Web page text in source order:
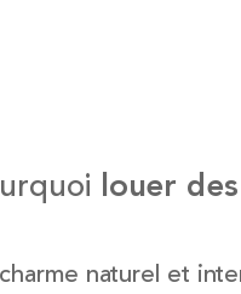
louer
naturel et